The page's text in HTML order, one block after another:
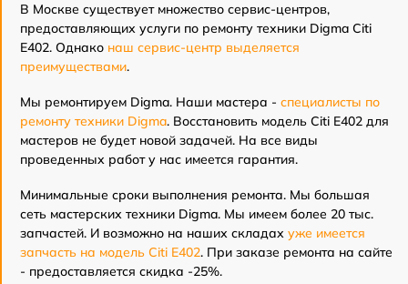
В Москве существует множество сервис-центров,
предоставляющих услуги по ремонту техники Digma Citi
E402. Однако наш сервис-центр выделяется
преимуществами.
Мы ремонтируем Digma. Наши мастера - специалисты по
ремонту техники Digma. Восстановить модель Citi E402 для
мастеров не будет новой задачей. На все виды
проведенных работ у нас имеется гарантия.
Минимальные сроки выполнения ремонта. Мы большая
сеть мастерских техники Digma. Мы имеем более 20 тыс.
запчастей. И возможно на наших складах уже имеется
запчасть на модель Citi E402. При заказе ремонта на сайте
- предоставляется скидка -25%.